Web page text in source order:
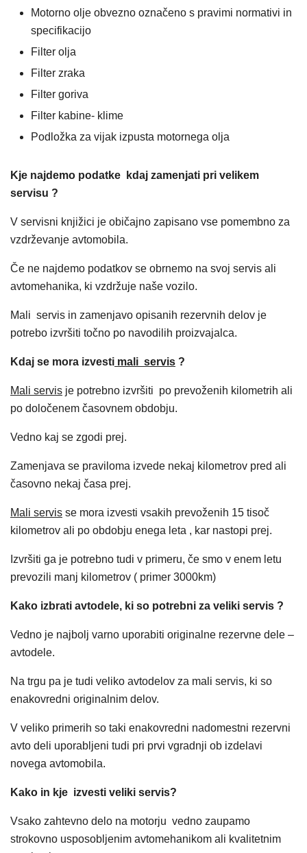
Motorno olje obvezno označeno s pravimi normativi in
specifikacijo
Filter olja
Filter zraka
Filter goriva
Filter kabine- klime
Podložka za vijak izpusta motornega olja
Kje najdemo podatke kdaj zamenjati pri velikem
servisu ?
V servisni knjižici je običajno zapisano vse pomembno za
vzdrževanje avtomobila.
Če ne najdemo podatkov se obrnemo na svoj servis ali
avtomehanika, ki vzdržuje naše vozilo.
Mali servis in zamenjavo opisanih rezervnih delov je
potrebo izvršiti točno po navodilih proizvajalca.
Kdaj se mora izvesti mali servis ?
Mali servis je potrebno izvršiti po prevoženih kilometrih ali
po določenem časovnem obdobju.
Vedno kaj se zgodi prej.
Zamenjava se praviloma izvede nekaj kilometrov pred ali
časovno nekaj časa prej.
Mali servis se mora izvesti vsakih prevoženih 15 tisoč
kilometrov ali po obdobju enega leta , kar nastopi prej.
Izvršiti ga je potrebno tudi v primeru, če smo v enem letu
prevozili manj kilometrov ( primer 3000km)
Kako izbrati avtodele, ki so potrebni za veliki servis ?
Vedno je najbolj varno uporabiti originalne rezervne dele –
avtodele.
Na trgu pa je tudi veliko avtodelov za mali servis, ki so
enakovredni originalnim delov.
V veliko primerih so taki enakovredni nadomestni rezervni
avto deli uporabljeni tudi pri prvi vgradnji ob izdelavi
novega avtomobila.
Kako in kje izvesti veliki servis?
Vsako zahtevno delo na motorju vedno zaupamo
strokovno usposobljenim avtomehanikom ali kvalitetnim